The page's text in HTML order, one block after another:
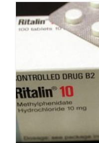
options
may
the
product
page